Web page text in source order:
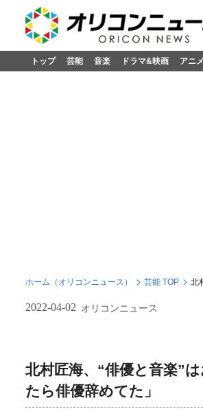
トップ 芸能 音楽 ドラマ&映画 アニ
ホーム（オリコンニュース） 芸能 TOP 北
2022-04-02 オリコンニュース
北村匠海、“俳優と音楽”
たら俳優辞めてた」